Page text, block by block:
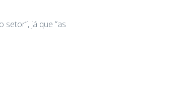
já que “as